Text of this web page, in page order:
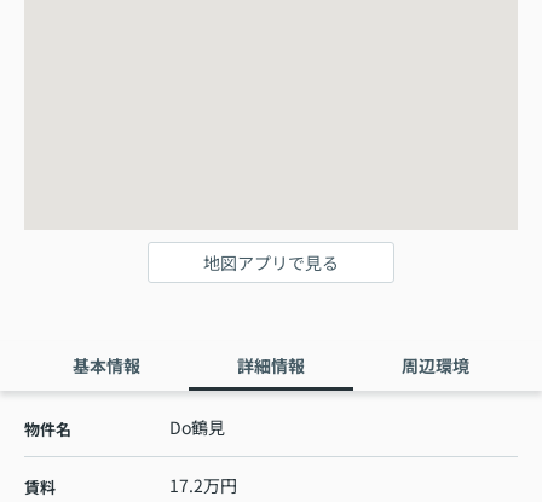
地図アプリで見る
基本情報 詳細情報 周辺環境
物件名 Do鶴見
賃料 17.2万円